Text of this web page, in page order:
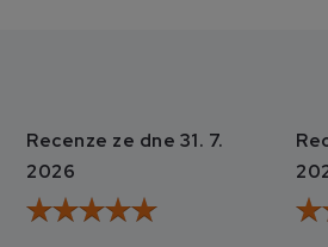
Recenze ze dne 31. 7.
2026